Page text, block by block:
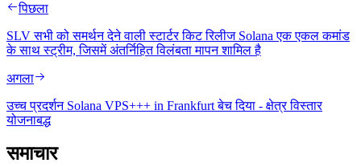
पिछला
SLV सभी को समर्थन देने वाली स्टार्टर किट रिलीज Solana एक एकल कमांड
के साथ स्ट्रीम, जिसमें अंतर्निहित विलंबता मापन शामिल है
अगला
उच्च प्रदर्शन Solana VPS+++ in Frankfurt बेच दिया - क्षेत्र विस्तार
योजनाबद्ध
समाचार